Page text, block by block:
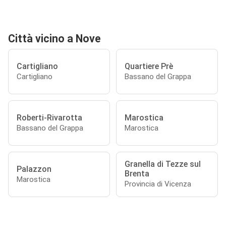
Città vicino a Nove
Cartigliano
Cartigliano
Quartiere Prè
Bassano del Grappa
Roberti-Rivarotta
Bassano del Grappa
Marostica
Marostica
Palazzon
Marostica
Granella di Tezze sul
Brenta
Provincia di Vicenza